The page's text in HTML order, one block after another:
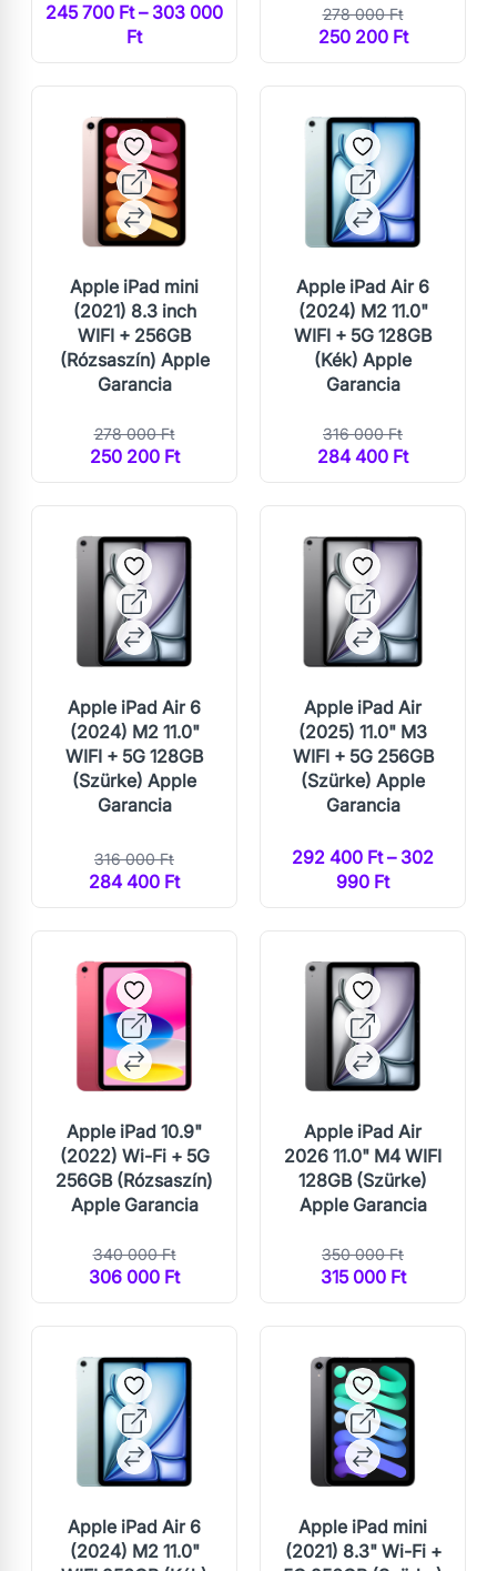
245 700 Ft – 303 000
Ft
278 000 Ft
250 200 Ft
Apple iPad mini
(2021) 8.3 inch
WIFI + 256GB
(Rózsaszín) Apple
Garancia
278 000 Ft
250 200 Ft
Apple iPad Air 6
(2024) M2 11.0"
WIFI + 5G 128GB
(Kék) Apple
Garancia
316 000 Ft
284 400 Ft
Apple iPad Air 6
(2024) M2 11.0"
WIFI + 5G 128GB
(Szürke) Apple
Garancia
316 000 Ft
284 400 Ft
Apple iPad Air
(2025) 11.0" M3
WIFI + 5G 256GB
(Szürke) Apple
Garancia
292 400 Ft – 302
990 Ft
Apple iPad 10.9"
(2022) Wi-Fi + 5G
256GB (Rózsaszín)
Apple Garancia
340 000 Ft
306 000 Ft
Apple iPad Air
2026 11.0" M4 WIFI
128GB (Szürke)
Apple Garancia
350 000 Ft
315 000 Ft
Apple iPad Air 6
(2024) M2 11.0"
Apple iPad mini
(2021) 8.3" Wi-Fi +